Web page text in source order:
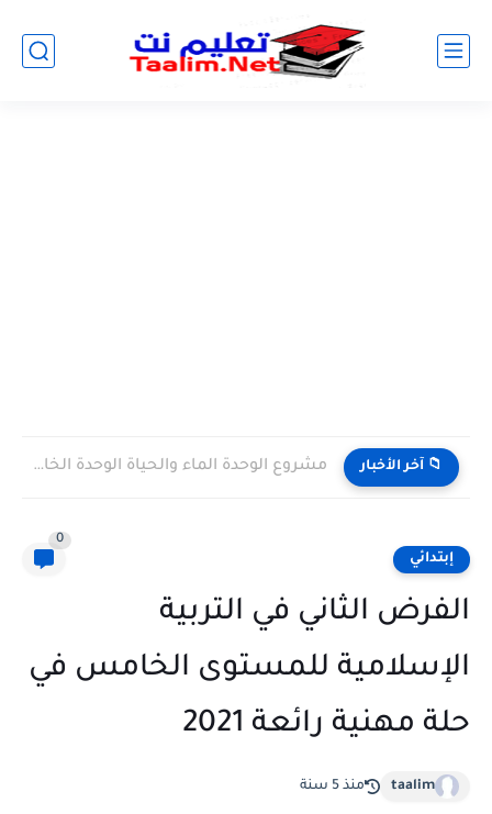
📁 آخر الأخبار مشروع الوحدة الماء والحياة الوحدة الخامسة المستوى الثالث projet de...
إبتدائي
0
الفرض الثاني في التربية
الإسلامية للمستوى الخامس في
حلة مهنية رائعة 2021
taalim منذ 5 سنة